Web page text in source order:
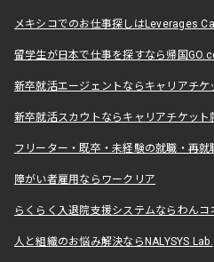
メキシコでのお仕事探しはLeverages
留学生が日本で仕事を探すなら帰国
新卒就活エージェントならキャリアチケ
新卒就活スカウトならキャリアチケット
フリーター・既卒・未経験の就職・再就
障がい者雇用ならワークリア
らくらく入退院支援システムならわんコ
人と組織のお悩み解決ならNALYSYS Lab.